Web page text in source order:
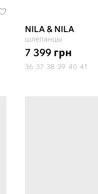
NILA & NILA
шлепанцы
7 399 грн
36 37 38 39 40 41